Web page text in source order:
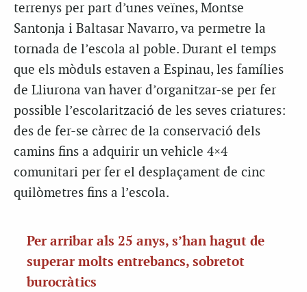
terrenys per part d’unes veïnes, Montse
Santonja i Baltasar Navarro, va permetre la
tornada de l’escola al poble. Durant el temps
que els mòduls estaven a Espinau, les famílies
de Lliurona van haver d’organitzar-se per fer
possible l’escolarització de les seves criatures:
des de fer-se càrrec de la conservació dels
camins fins a adquirir un vehicle 4×4
comunitari per fer el desplaçament de cinc
quilòmetres fins a l’escola.
Per arribar als 25 anys, s’han hagut de
superar molts entrebancs, sobretot
burocràtics